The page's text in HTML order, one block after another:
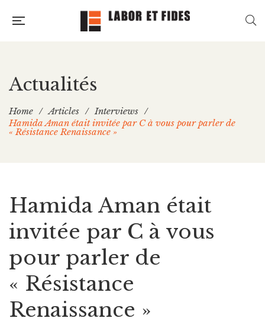
Actualités
Home / Articles / Interviews /
Hamida Aman était invitée par C à vous pour parler de
« Résistance Renaissance »
Hamida Aman était
invitée par C à vous
pour parler de
« Résistance
Renaissance »